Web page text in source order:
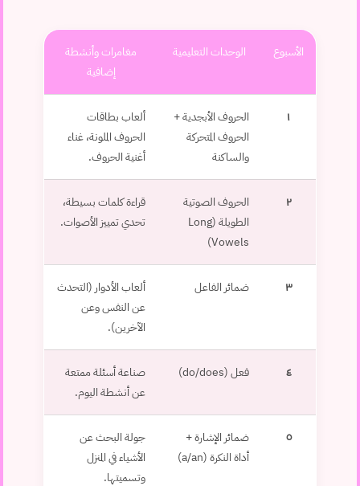
الأسبوع الوحدات التعليمية
مغامرات وأنشطة
إضافية
١
الحروف الأبجدية +
الحروف المتحركة
والساكنة
ألعاب بطاقات
الحروف الملونة، غناء
أغنية الحروف.
٢
الحروف الصوتية
الطويلة (Long
Vowels)
قراءة كلمات بسيطة،
تحدي تمييز الأصوات.
٣ ضمائر الفاعل
ألعاب الأدوار (التحدث
عن النفس وعن
الآخرين).
٤ فعل (do/does)
صناعة أسئلة ممتعة
عن أنشطة اليوم.
٥
ضمائر الإشارة +
أداة النكرة (a/an)
جولة البحث عن
الأشياء في المنزل
وتسميتها.